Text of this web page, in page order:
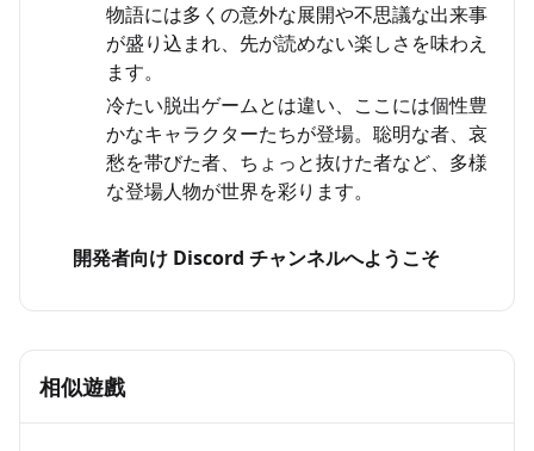
物語には多くの意外な展開や不思議な出来事
が盛り込まれ、先が読めない楽しさを味わえ
ます。
冷たい脱出ゲームとは違い、ここには個性豊
かなキャラクターたちが登場。聡明な者、哀
愁を帯びた者、ちょっと抜けた者など、多様
な登場人物が世界を彩ります。
開発者向け Discord チャンネルへようこそ
相似遊戲